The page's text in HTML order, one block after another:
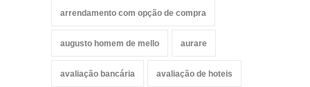
arrendamento com opção de compra
augusto homem de mello aurare
avaliação bancária avaliação de hoteis